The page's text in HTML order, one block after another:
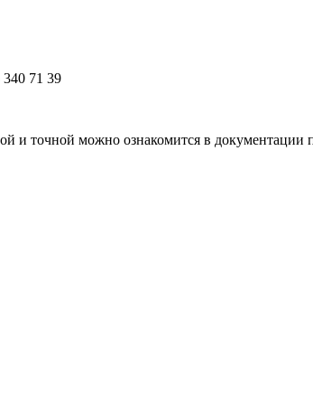
71 39
и точной можно ознакомится в документации